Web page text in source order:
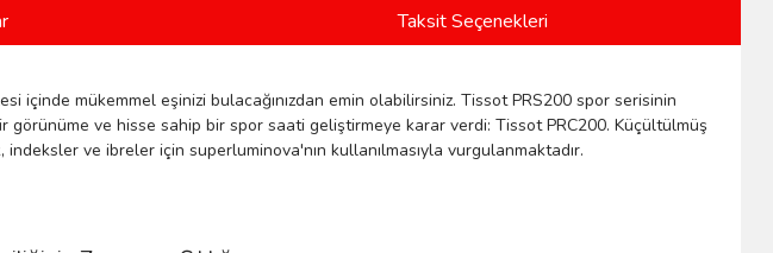
Taksit Seçenekleri
mükemmel eşinizi bulacağınızdan emin olabilirsiniz. Tissot PRS200 spor serisinin
görünüme ve hisse sahip bir spor saati geliştirmeye karar verdi: Tissot PRC200. Küçültülmüş
ve ibreler için superluminova'nın kullanılmasıyla vurgulanmaktadır.